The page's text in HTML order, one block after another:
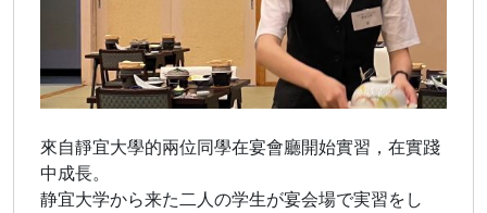
來自靜宜大學的兩位同學在宴會廳開始實習，在實踐
中成長。
静宜大学から来た二人の学生が宴会場で実習をし